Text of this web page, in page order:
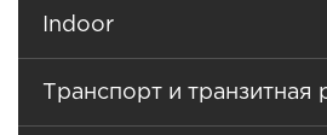
Indoor
Транспорт и транзитная